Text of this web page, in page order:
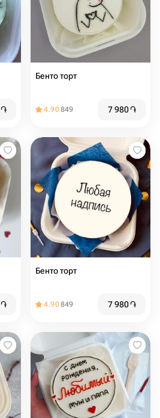
֏
Бенто торт
4.90849 7 980֏
֏
Бенто торт
4.90849 7 980֏